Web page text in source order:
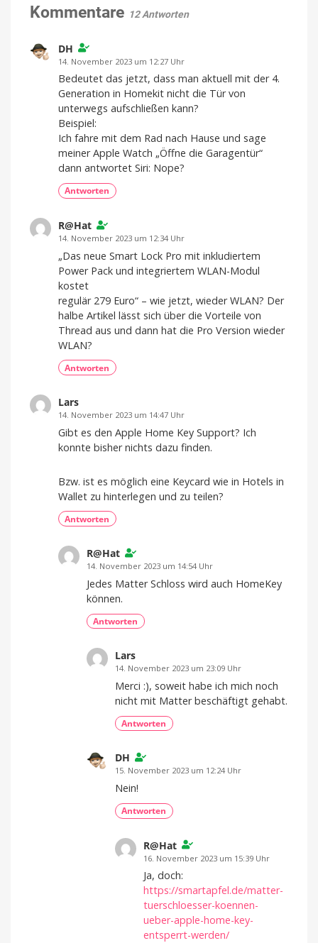
Thread
Euro
Kommentare 12 Antworten
DH
14. November 2023 um 12:27 Uhr
Bedeutet das jetzt, dass man aktuell mit der 4.
Generation in Homekit nicht die Tür von
unterwegs aufschließen kann?
Beispiel:
Ich fahre mit dem Rad nach Hause und sage
meiner Apple Watch „Öffne die Garagentür“
dann antwortet Siri: Nope?
Antworten
R@Hat
14. November 2023 um 12:34 Uhr
„Das neue Smart Lock Pro mit inkludiertem
Power Pack und integriertem WLAN-Modul
kostet
regulär 279 Euro“ – wie jetzt, wieder WLAN? Der
halbe Artikel lässt sich über die Vorteile von
Thread aus und dann hat die Pro Version wieder
WLAN?
Antworten
Lars
14. November 2023 um 14:47 Uhr
Gibt es den Apple Home Key Support? Ich
konnte bisher nichts dazu finden.
Bzw. ist es möglich eine Keycard wie in Hotels in
Wallet zu hinterlegen und zu teilen?
Antworten
R@Hat
14. November 2023 um 14:54 Uhr
Jedes Matter Schloss wird auch HomeKey
können.
Antworten
Lars
14. November 2023 um 23:09 Uhr
Merci :), soweit habe ich mich noch
nicht mit Matter beschäftigt gehabt.
Antworten
DH
15. November 2023 um 12:24 Uhr
Nein!
Antworten
R@Hat
16. November 2023 um 15:39 Uhr
Ja, doch:
https://smartapfel.de/matter-
tuerschloesser-koennen-
ueber-apple-home-key-
entsperrt-werden/